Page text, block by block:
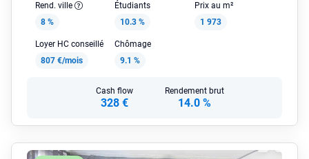
Rend. ville
8 %
Étudiants
10.3 %
Prix au m²
1 973
Loyer HC conseillé
807 €/mois
Chômage
9.1 %
Cash flow
328 €
Rendement brut
14.0 %